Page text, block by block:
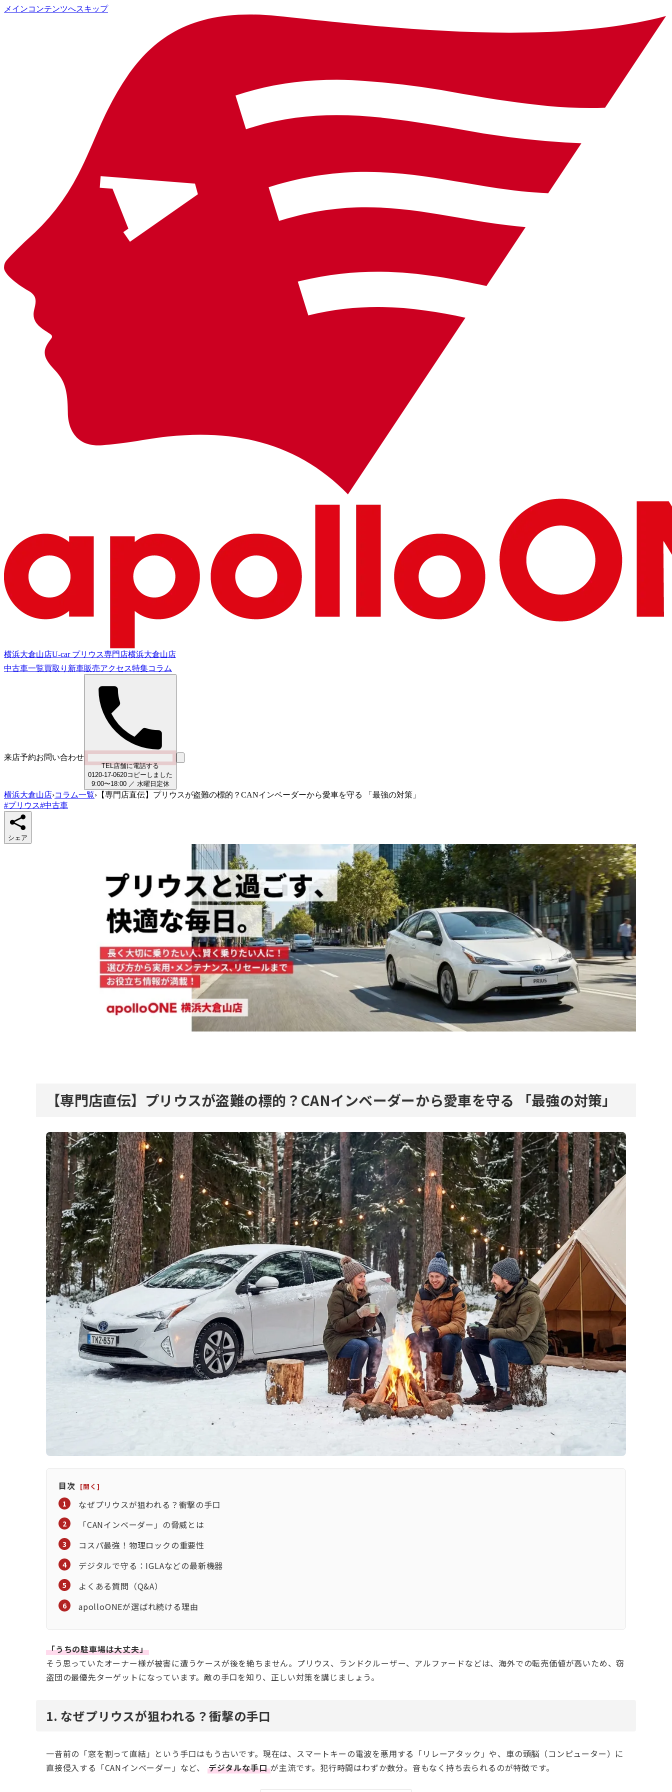
メインコンテンツへスキップ
横浜大倉山店U-car プリウス専門店横浜大倉山店
中古車一覧買取り 新車販売アクセス特集コラム
来店予約お問い合わせ
TEL店舗に電話する
0120-17-0620コピーしました
9:00〜18:00／ 水曜日 定休
横浜大倉山店›コラム一覧› 【専門店直伝】プリウスが盗難の標的？CANインベーダーから愛車を守る 「最強の対策」
#プリウス#中古車
シェア
【専門店直伝】プリウスが盗難の標的？CANインベーダーから愛車を守る 「最強の対策」
目次
なぜプリウスが狙われる？衝撃の手口
「CANインベーダー」の脅威とは
コスパ最強！物理ロックの重要性
デジタルで守る：IGLAなどの最新機器
よくある質問（Q&A）
apolloONEが選ばれ続ける理由
「うちの駐車場は大丈夫」
そう思っていたオーナー様が被害に遭うケースが後を絶ちません。プリウス、ランドクルーザー、アルファードなどは、海外での転売価値が高いため、窃
盗団の最優先ターゲットになっています。敵の手口を知り、正しい対策を講じましょう。
1. なぜプリウスが狙われる？衝撃の手口
一昔前の「窓を割って直結」という手口はもう古いです。現在は、スマートキーの電波を悪用する「リレーアタック」や、車の頭脳（コンピューター）に
直接侵入する「CANインベーダー」など、 デジタルな手口が主流です。犯行時間はわずか数分。音もなく持ち去られるのが特徴です。